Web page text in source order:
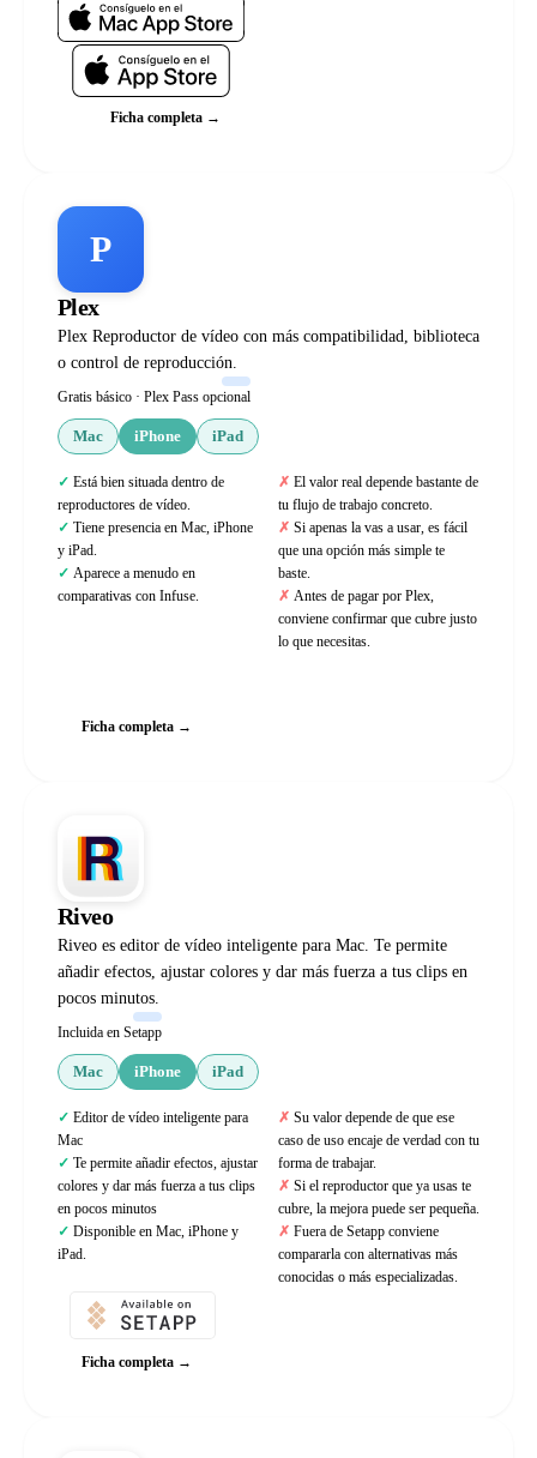
Ficha completa →
P
Plex
Plex Reproductor de vídeo con más compatibilidad, biblioteca
o control de reproducción.
Gratis básico · Plex Pass opcional
Mac iPhone iPad
Está bien situada dentro de
reproductores de vídeo.
Tiene presencia en Mac, iPhone
y iPad.
Aparece a menudo en
comparativas con Infuse.
El valor real depende bastante de
tu flujo de trabajo concreto.
Si apenas la vas a usar, es fácil
que una opción más simple te
baste.
Antes de pagar por Plex,
conviene confirmar que cubre justo
lo que necesitas.
Ficha completa →
Riveo
Riveo es editor de vídeo inteligente para Mac. Te permite
añadir efectos, ajustar colores y dar más fuerza a tus clips en
pocos minutos.
Incluida en Setapp
Mac iPhone iPad
Editor de vídeo inteligente para
Mac
Te permite añadir efectos, ajustar
colores y dar más fuerza a tus clips
en pocos minutos
Disponible en Mac, iPhone y
iPad.
Su valor depende de que ese
caso de uso encaje de verdad con tu
forma de trabajar.
Si el reproductor que ya usas te
cubre, la mejora puede ser pequeña.
Fuera de Setapp conviene
compararla con alternativas más
conocidas o más especializadas.
Ficha completa →